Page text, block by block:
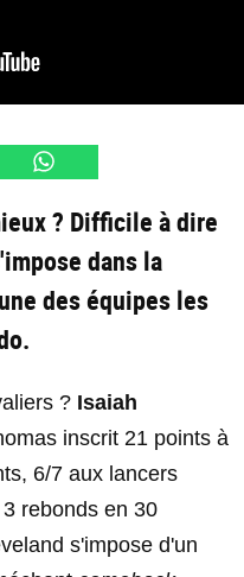
? Difficile à dire
dans la
des équipes les
? Isaiah
inscrit 21 points à
6/7 aux lancers
rebonds en 30
s'impose d'un